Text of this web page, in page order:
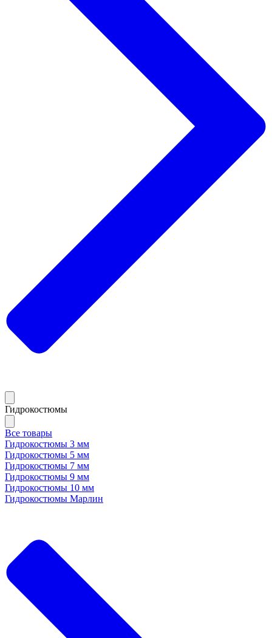
Гидрокостюмы
Все товары
Гидрокостюмы 3 мм
Гидрокостюмы 5 мм
Гидрокостюмы 7 мм
Гидрокостюмы 9 мм
Гидрокостюмы 10 мм
Гидрокостюмы Марлин